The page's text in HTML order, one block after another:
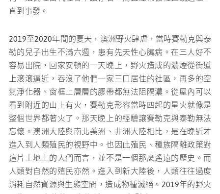
直到事發。
2019至2020年間的夏天，澳洲野火肆虐，當時賽勒克與泰
勒的兒子出生不滿六週，患有先天性心臟病。在三人好不
容易出院，回家安頓的一天晚上，野火造成的濃煙從街道
上滾滾逼近，吞沒了他們一家三口居住的社區，再多的空
氣淨化器、窗框上層層的膠帶都無法阻隔濃。從屋內可以
看到附近的山上有火，賽勒克形容當時四起的星火就像是
整個世界都著火了。那天晚上的經驗讓賽勒克與泰勒無法
忘懷。澳洲大陸與南北美洲、非洲大陸相比，是在晚近才
進入到人類殖民的視野中。也因此殖民、種族隔離政策對
這片土地上的人們而言，並不是一個那麼遙遠的歷史。而
人類對自然的殖民亦然。進入到新大陸後，人類往往過度
消耗自然資源與生態空間，造成物種滅絕。2019年的野火